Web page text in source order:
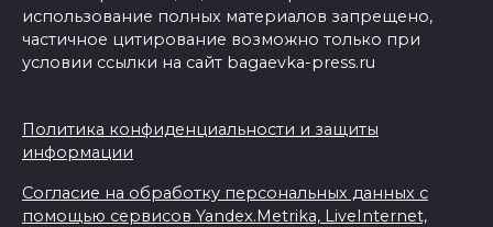
использование полных материалов запрещено,
частичное цитирование возможно только при
условии ссылки на сайт bagaevka-press.ru
Политика конфиденциальности и защиты
информации
Согласие на обработку персональных данных с
помощью сервисов Yandex.Metrika, LiveInternet,